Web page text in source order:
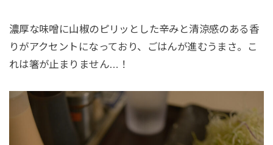
濃厚な味噌に山椒のピリッとした辛みと清涼感のある香
りがアクセントになっており、ごはんが進むうまさ。こ
れは箸が止まりません…！